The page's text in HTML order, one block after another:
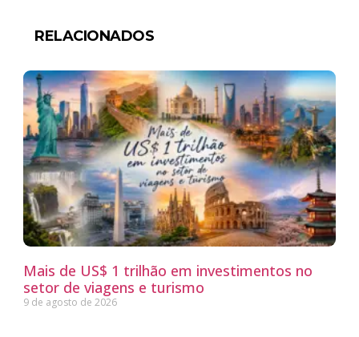
RELACIONADOS
Mais de US$ 1 trilhão em investimentos no
setor de viagens e turismo
9 de agosto de 2026